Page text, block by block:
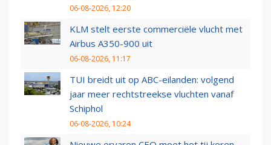
06-08-2026, 12:20
KLM stelt eerste commerciële vlucht met
Airbus A350-900 uit
06-08-2026, 11:17
TUI breidt uit op ABC-eilanden: volgend
jaar meer rechtstreekse vluchten vanaf
Schiphol
06-08-2026, 10:24